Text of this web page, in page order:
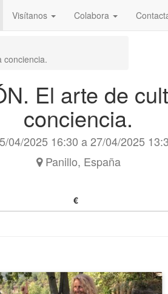
Visítanos Colabora
conciencia.
El arte de
conciencia.
04/2025 16:30 a27/04/2025
Panillo, España
€